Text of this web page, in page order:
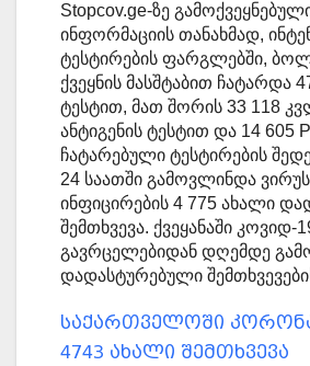
Stopcov.ge-ზე
ინფორმაციის თანახმად,
ტესტირების ფარგლებში,
ქვეყნის მასშტაბით ჩატარდა
ტესტით, მათ შორის 33 118
ანტიგენის ტესტით და 14 605
ჩატარებული ტესტირების
24 საათში გამოვლინდა
ინფიცირების 4 775 ახალი
შემთხვევა. ქვეყანაში კოვიდ-
გავრცელებიდან დღემდე
დადასტურებული
საქართველოში
4743 ახალი შემთხვევა